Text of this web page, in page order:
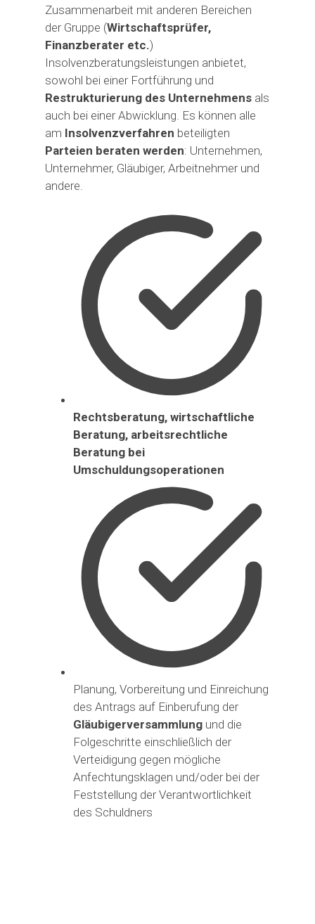
Zusammenarbeit mit anderen Bereichen
der Gruppe (Wirtschaftsprüfer,
Finanzberater etc.)
Insolvenzberatungsleistungen anbietet,
sowohl bei einer Fortführung und
Restrukturierung des Unternehmens als
auch bei einer Abwicklung. Es können alle
am Insolvenzverfahren beteiligten
Parteien beraten werden: Unternehmen,
Unternehmer, Gläubiger, Arbeitnehmer und
andere.
Rechtsberatung, wirtschaftliche
Beratung, arbeitsrechtliche
Beratung bei
Umschuldungsoperationen
Planung, Vorbereitung und Einreichung
des Antrags auf Einberufung der
Gläubigerversammlung und die
Folgeschritte einschließlich der
Verteidigung gegen mögliche
Anfechtungsklagen und/oder bei der
Feststellung der Verantwortlichkeit
des Schuldners